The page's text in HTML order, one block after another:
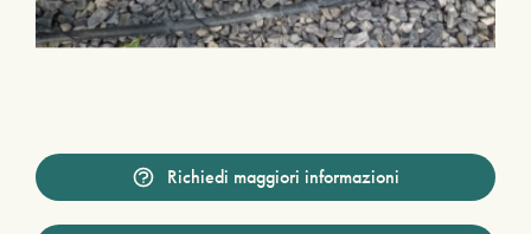
Richiedi maggiori informazioni